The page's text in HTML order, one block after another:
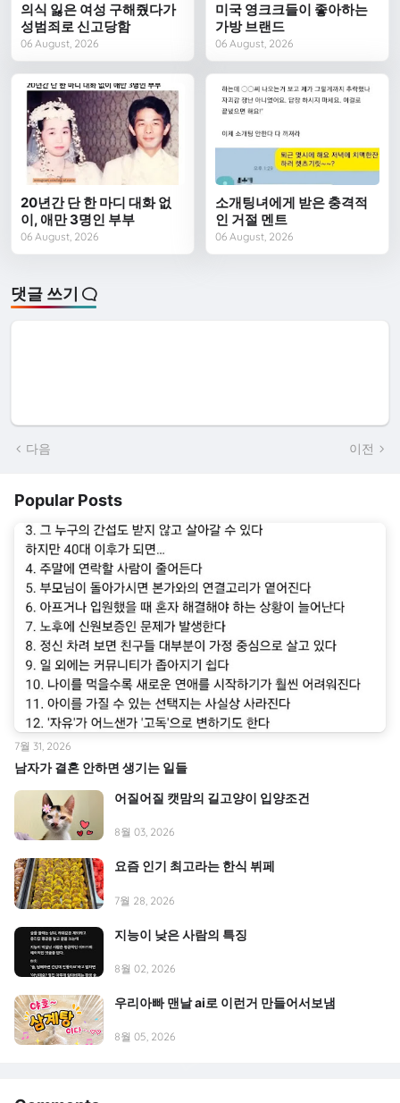
의식 잃은 여성 구해줬다가
성범죄로 신고당함
06 August, 2026
미국 영크크들이 좋아하는
가방 브랜드
06 August, 2026
20년간 단 한 마디 대화 없
이, 애만 3명인 부부
06 August, 2026
소개팅녀에게 받은 충격적
인 거절 멘트
06 August, 2026
댓글 쓰기
다음 이전
Popular Posts
남자가 결혼 안하면 생기는 일들
7월 31, 2026
어질어질 캣맘의 길고양이 입양조건
8월 03, 2026
요즘 인기 최고라는 한식 뷔페
7월 28, 2026
지능이 낮은 사람의 특징
8월 02, 2026
우리아빠 맨날 ai로 이런거 만들어서보냄
8월 05, 2026